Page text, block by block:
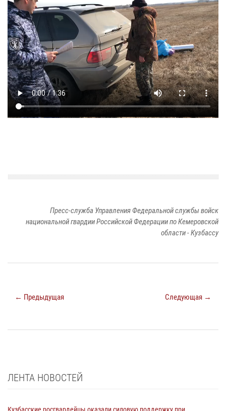
Пресс-служба Управления Федеральной службы войск
национальной гвардии Российской Федерации по Кемеровской
области - Кузбассу
← Предыдущая Следующая →
ЛЕНТА НОВОСТЕЙ